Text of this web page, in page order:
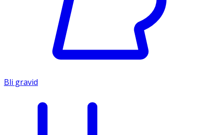
Bli gravid